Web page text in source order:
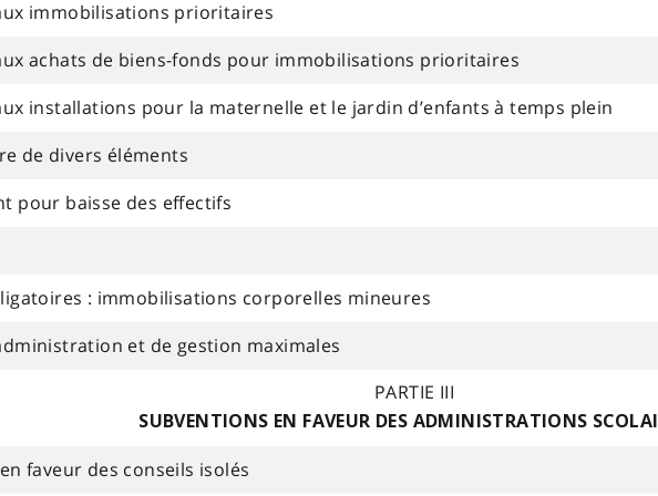
immobilisations prioritaires
achats de biens-fonds pour immobilisations prioritaires
installations pour la maternelle et le jardin d’enfants à temps plein
de divers éléments
pour baisse des effectifs
: immobilisations corporelles mineures
et de gestion maximales
PARTIE III
SUBVENTIONS EN FAVEUR DES ADMINISTRATIONS
faveur des conseils isolés